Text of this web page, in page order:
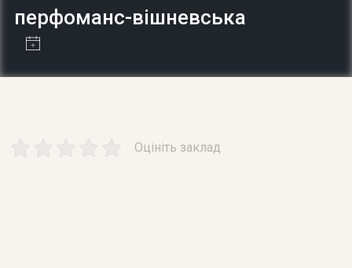
ПУБЛІКАЦІЇ
перфоманс-вішневська
Оцініть заклад